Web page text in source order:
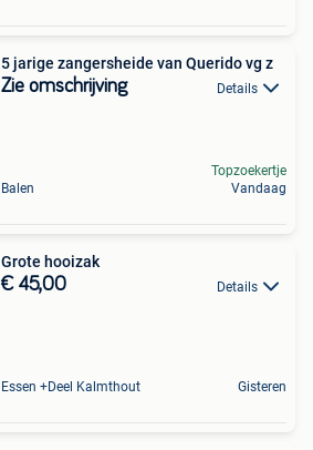
5 jarige zangersheide van Querido vg z
Zie omschrijving Details
Balen
Topzoekertje
Vandaag
Grote hooizak
€ 45,00 Details
Essen +Deel Kalmthout Gisteren